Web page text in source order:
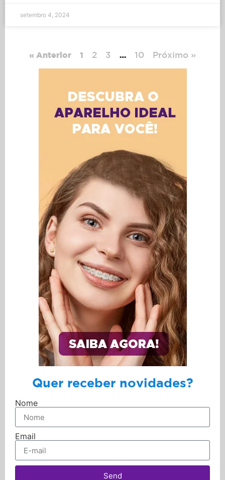
setembro 4, 2024
« Anterior 1 2 3 … 10 Próximo »
Quer receber novidades?
Nome
Email
Send